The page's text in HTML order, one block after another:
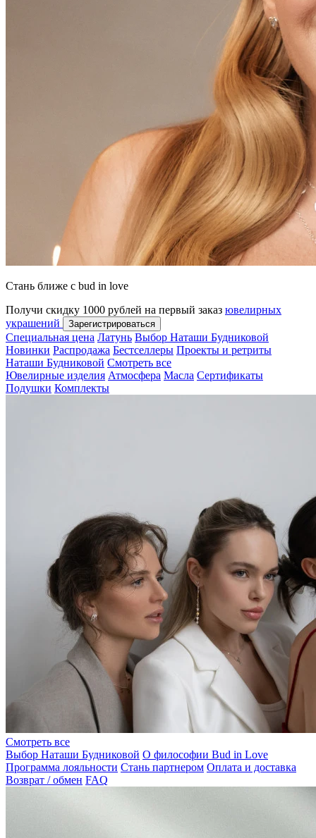
Стань ближе с bud in love
Получи скидку 1000 рублей на первый заказ ювелирных
украшений
Зарегистрироваться
Специальная цена Латунь Выбор Наташи Будниковой
Новинки Распродажа Бестселлеры Проекты и ретриты
Наташи Будниковой Смотреть все
Ювелирные изделия Атмосфера Масла Сертификаты
Подушки Комплекты
Смотреть все
Выбор Наташи Будниковой О философии Bud in Love
Программа лояльности Стань партнером Оплата и доставка
Возврат / обмен FAQ